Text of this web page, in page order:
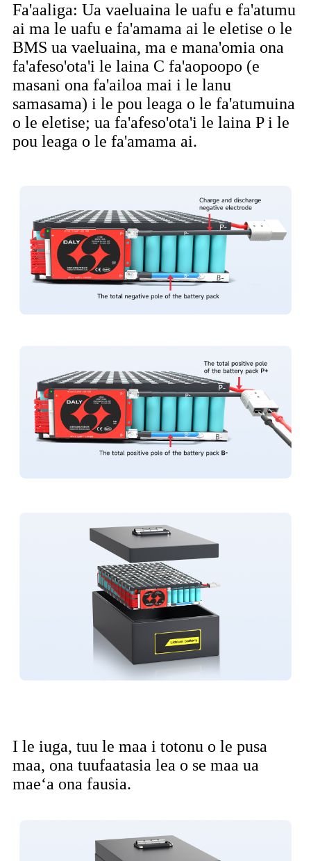
Fa'aaliga: Ua vaeluaina le uafu e fa'atumu
ai ma le uafu e fa'amama ai le eletise o le
BMS ua vaeluaina, ma e mana'omia ona
fa'afeso'ota'i le laina C fa'aopoopo (e
masani ona fa'ailoa mai i le lanu
samasama) i le pou leaga o le fa'atumuina
o le eletise; ua fa'afeso'ota'i le laina P i le
pou leaga o le fa'amama ai.
I le iuga, tuu le maa i totonu o le pusa
maa, ona tuufaatasia lea o se maa ua
maeʻa ona fausia.